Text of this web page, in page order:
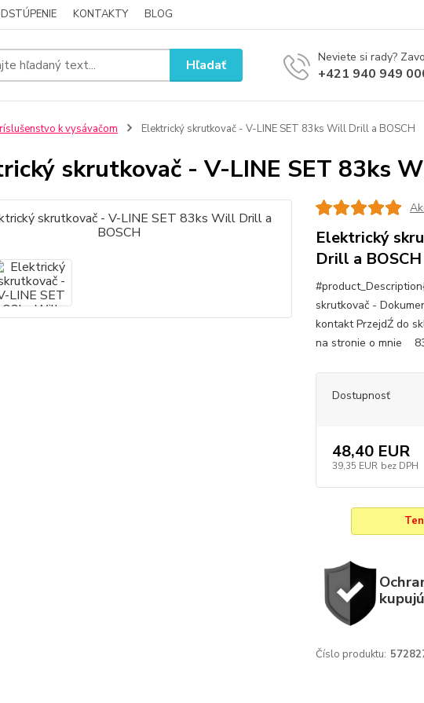
KONTAKTY BLOG
Hľadať Neviete si rady?
+421 940 949
k vysávačom Elektrický skrutkovač - V-LINE SET 83ks Will Drill a BOSCH
skrutkovač - V-LINE SET 83ks
Elektrický
Drill a BOSCH
skrutkovač -
kontakt PrzejdŹ do
na stronie o mnie
Dostupnosť
48,40 EUR
39,35 EUR bez DPH
Číslo produktu: